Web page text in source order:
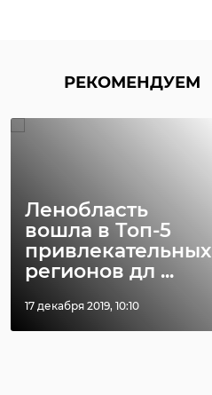
РЕКОМЕНДУЕМ
Ленобласть
вошла в Топ-5
привлекательных
регионов дл ...
17 декабря 2019, 10:10